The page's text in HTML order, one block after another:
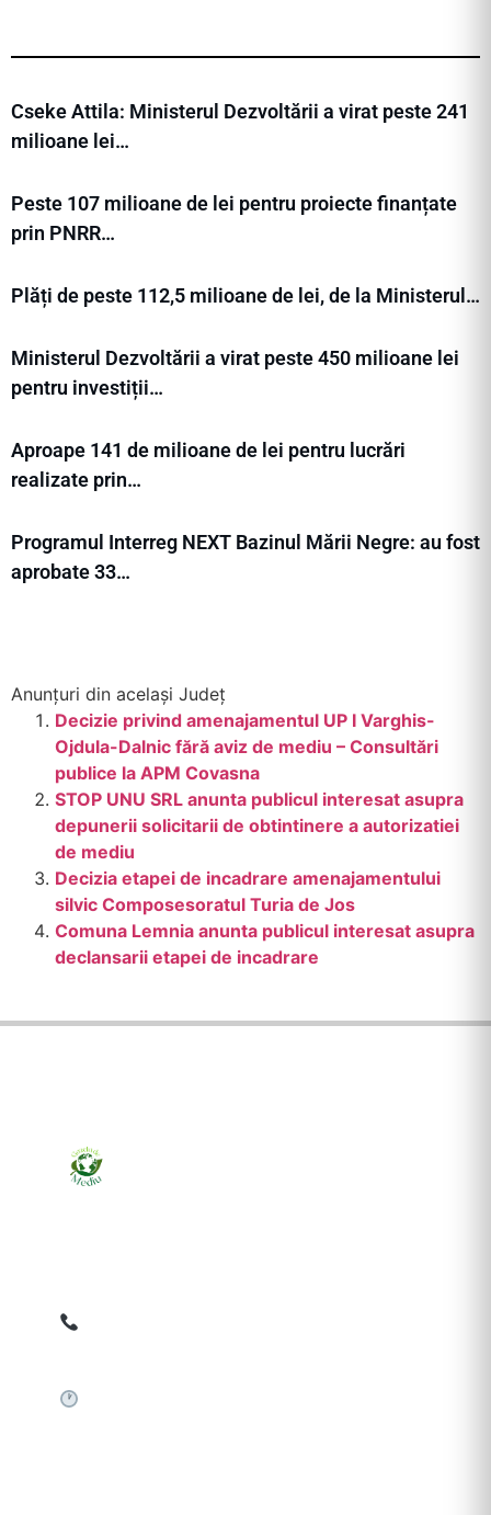
Cseke Attila: Ministerul Dezvoltării a virat peste 241
milioane lei…
Peste 107 milioane de lei pentru proiecte finanțate
prin PNRR…
Plăți de peste 112,5 milioane de lei, de la Ministerul…
Ministerul Dezvoltării a virat peste 450 milioane lei
pentru investiții…
Aproape 141 de milioane de lei pentru lucrări
realizate prin…
Programul Interreg NEXT Bazinul Mării Negre: au fost
aprobate 33…
Anunțuri din același Județ
Decizie privind amenajamentul UP I Varghis-
Ojdula-Dalnic fără aviz de mediu – Consultări
publice la APM Covasna
STOP UNU SRL anunta publicul interesat asupra
depunerii solicitarii de obtintinere a autorizatiei
de mediu
Decizia etapei de incadrare amenajamentului
silvic Composesoratul Turia de Jos
Comuna Lemnia anunta publicul interesat asupra
declansarii etapei de incadrare